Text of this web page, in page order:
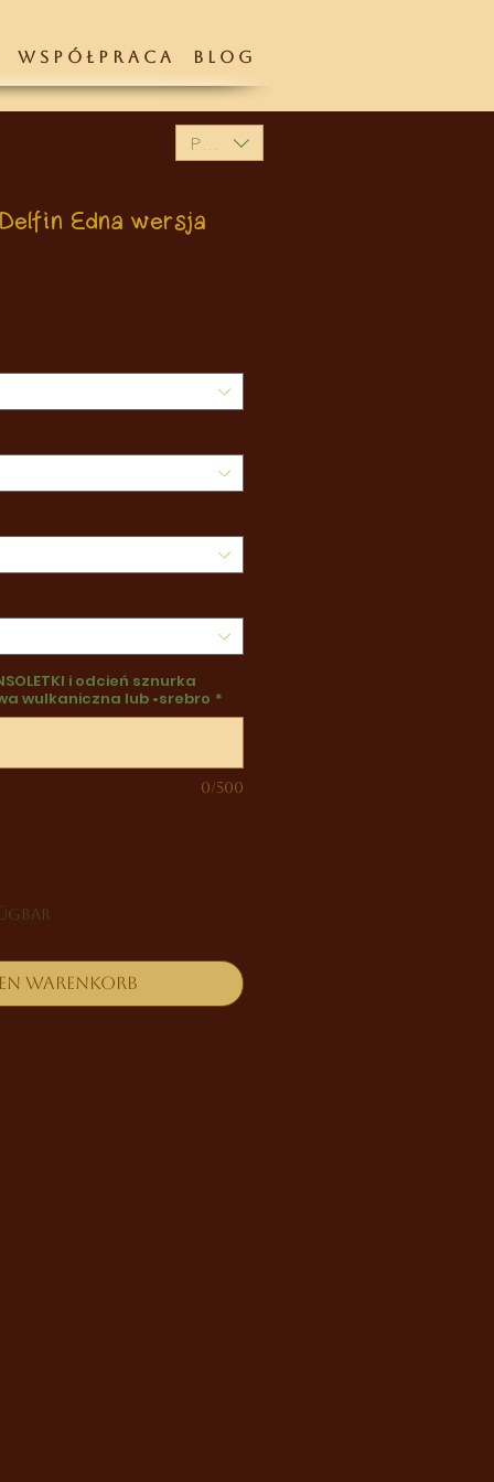
W S P Ó Ł P R A C A B L O G
PLN (zł)
Edna wersja
i odcień sznurka
wulkaniczna lub •srebro *
0/500
Warenkorb